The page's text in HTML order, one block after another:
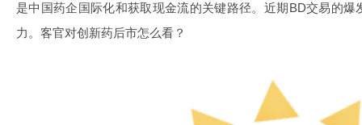
是中国药企国际化和获取现金流的关键路径。近期BD交易的
力。客官对创新药后市怎么看？